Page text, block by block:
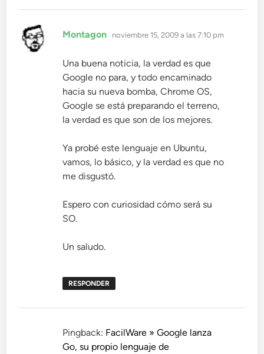
Montagon dice:
noviembre 15, 2009 a las 7:10 pm
Una buena noticia, la verdad es que
Google no para, y todo encaminado
hacia su nueva bomba, Chrome OS,
Google se está preparando el terreno,
la verdad es que son de los mejores.
Ya probé este lenguaje en Ubuntu,
vamos, lo básico, y la verdad es que no
me disgustó.
Espero con curiosidad cómo será su
SO.
Un saludo.
RESPONDER
Pingback: FacilWare » Google lanza
Go, su propio lenguaje de